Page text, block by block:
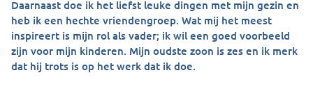
Daarnaast doe ik het liefst leuke dingen met mijn gezin en
heb ik een hechte vriendengroep. Wat mij het meest
inspireert is mijn rol als vader; ik wil een goed voorbeeld
zijn voor mijn kinderen. Mijn oudste zoon is zes en ik merk
dat hij trots is op het werk dat ik doe.